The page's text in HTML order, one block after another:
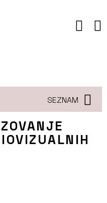
SEZNAM